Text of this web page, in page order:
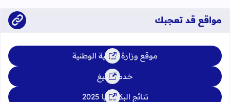
مواقع قد تعجبك
موقع وزارة التربية الوطنية
خدمة تبليغ
نتائج البكالوريا 2025